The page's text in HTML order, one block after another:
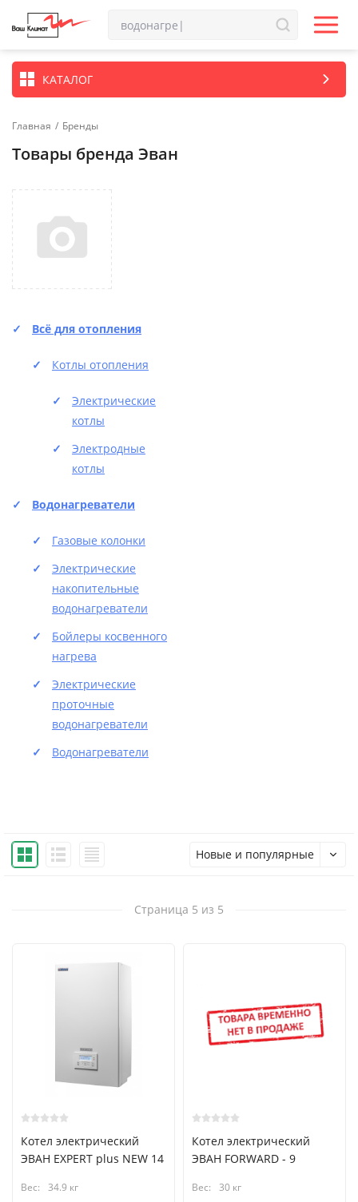
КАТАЛОГ
Главная / Бренды
Товары бренда Эван
Всё для отопления
Котлы отопления
Электрические
котлы
Электродные
котлы
Водонагреватели
Газовые колонки
Электрические
накопительные
водонагреватели
Бойлеры косвенного
нагрева
Электрические
проточные
водонагреватели
Водонагреватели
Новые и популярные
Страница 5 из 5
Котел электрический
ЭВАН EXPERT plus NEW 14
Вес: 34.9 кг
Котел электрический
ЭВАН FORWARD - 9
Вес: 30 кг